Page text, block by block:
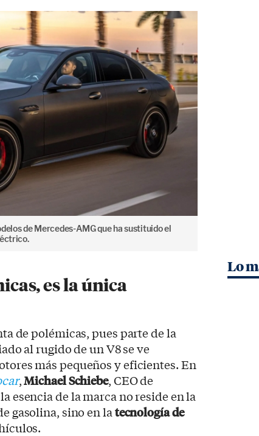
de Mercedes-AMG que ha sustituido el
es la única
de polémicas, pues parte de la
al rugido de un V8 se ve
más pequeños y eficientes. En
,Michael Schiebe, CEO de
esencia de la marca no reside en la
gasolina, sino en latecnología de
Lo